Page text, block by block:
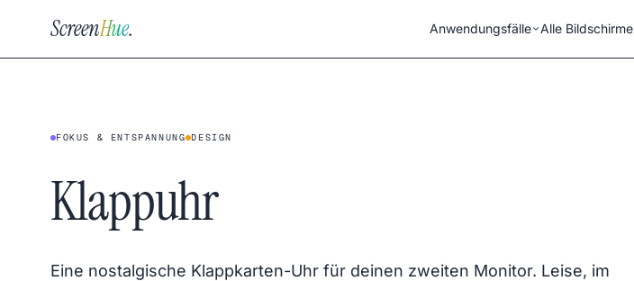
ScreenHue. Anwendungsfälle Alle Bildschirme
FOKUS & ENTSPANNUNG DESIGN
Klappuhr
Eine nostalgische Klappkarten-Uhr für deinen zweiten Monitor. Leise, im